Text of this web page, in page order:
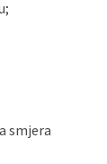
smjera